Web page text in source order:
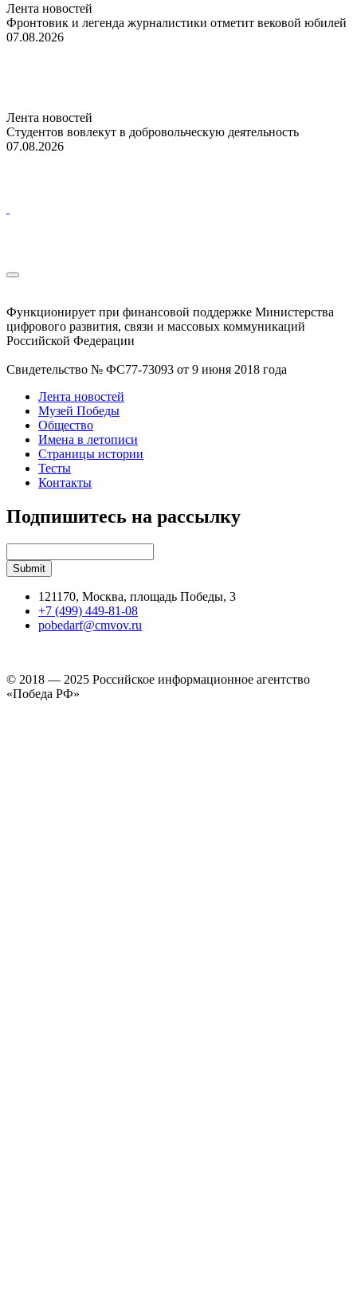
Лента новостей
Фронтовик и легенда журналистики отметит вековой юбилей
07.08.2026
Лента новостей
Студентов вовлекут в добровольческую деятельность
07.08.2026
Функционирует при финансовой поддержке Министерства
цифрового развития, связи и массовых коммуникаций
Российской Федерации
Свидетельство № ФС77-73093 от 9 июня 2018 года
Лента новостей
Музей Победы
Общество
Имена в летописи
Страницы истории
Тесты
Контакты
Подпишитесь на рассылку
121170, Москва, площадь Победы, 3
+7 (499) 449-81-08
pobedarf@cmvov.ru
© 2018 — 2025 Российское информационное агентство
«Победа РФ»